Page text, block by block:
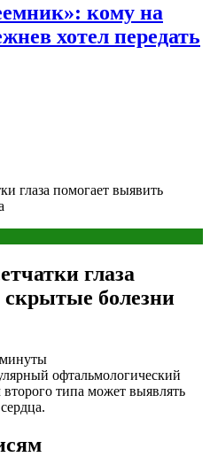
кому на
хотел передать
глаза помогает выявить
глаза
болезни
офтальмологический
типа может выявлять